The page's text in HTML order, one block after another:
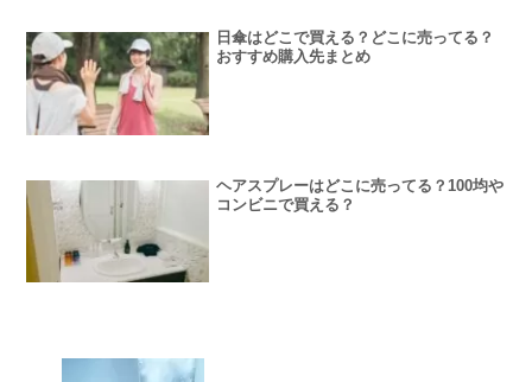
日傘はどこで買える？どこに売ってる？
おすすめ購入先まとめ
ヘアスプレーはどこに売ってる？100均や
コンビニで買える？